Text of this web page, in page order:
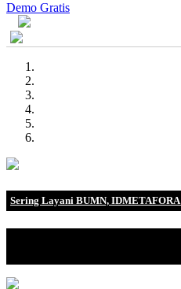
Demo Gratis
Sering Layani BUMN, IDMETAFORA